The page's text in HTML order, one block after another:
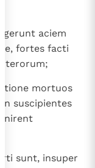
aciem
fortes facti
mortuos
suscipientes
sunt, insuper